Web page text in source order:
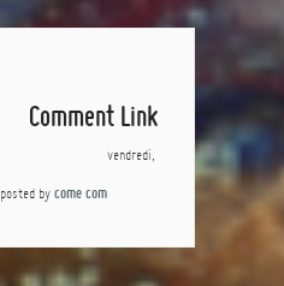
Comment Link
vendredi,
posted by come com